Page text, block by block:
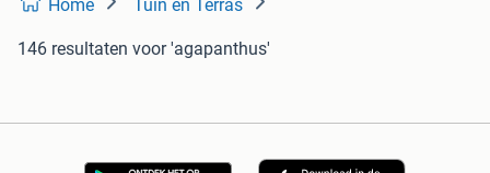
Home Tuin en Terras
146 resultaten voor 'agapanthus'